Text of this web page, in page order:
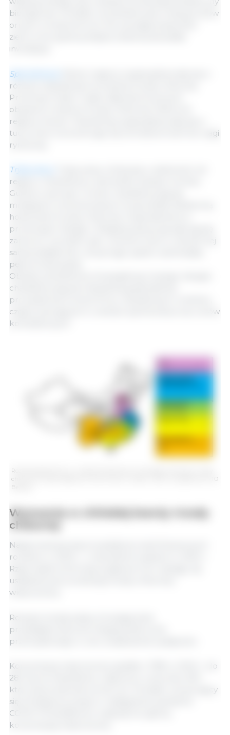
biologicznie. Ponadto na południu jest mniej gruntów
ornych, a hodowla loch nie wymaga dużej ilości
ziemi, a korzystna polityka lokalna pobudziła
inwestycje.
Specjalizacja:
różnych dziedzinach produkcji trzody chlewnej.
Prowincje Hubei i Fujian stały się kluczowym
obszarem hodowli trzody chlewnej. Północne
regiony Henan i Shandong wyspecjalizowały się w
tuczu świń, koncentrując się na hodowli świń do wagi
rynkowej.
Tryby pracy:
regionu. Południowo-zachodnie obszary Yunnan,
Guizhou, Syczuan i Hunan charakteryzują się
mniejszymi, zorientowanymi na sprzedaż detaliczną
hodowlami trzody chlewnej. Gospodarstwa w
prowincjach Jiangsu i Zhejiang zazwyczaj zajmują się
zarówno rozrodem, jak i chowem świń w ramach tej
samej działalności, utrzymując system zamkniętej
pętli produkcyjnej.
Obszary południowe (Guangdong, Guangxi, Jiangxi)
charakteryzują się mieszanką gospodarstw
prowadzonych przez firmy i niezależnych rolników,
często pracujących w ramach partnerstwa lub umów
kontraktowych.
Rozkład geograficzny i rodzaje działalności chińskiego przemysłu trzody
chlewnej w poszczególnych prowincjach. Źródło: USDA na podstawie ATO
Beijing.
Wyzwania w chińskiej branży trzody
chlewnej
Nadprodukcja doprowadziła do strat finansowych
rolników w 2023 r., z niewielkimi zyskami w 2024 r.
Rząd nadal kontroluje pogłowie loch, starając się
ustabilizować produkcję trzody chlewnej i
wieprzowiny.
Rosnące koszty paszy zmuszają duże
przedsiębiorstwa do integracji łańcucha
przemysłowego w celu zwiększenia wydajności.
Konsumpcja wieprzowiny spadła o 7,8% w 2024 r. do
28,1 kg na mieszkańca, częściowo z powodu ASF,
który spowodował wzrost cen. Ponadto utrzymujący
się zmniejszony popyt w następstwie pandemii
COVID-19 dodatkowo wpłynął na ogólną
konsumpcję wieprzowiny.